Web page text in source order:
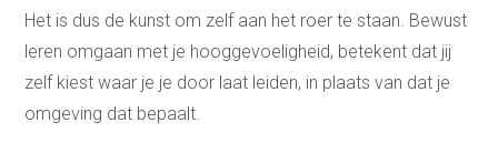
Het is dus de kunst om zelf aan het roer te staan. Bewust
leren omgaan met je hooggevoeligheid, betekent dat jij
zelf kiest waar je je door laat leiden, in plaats van dat je
omgeving dat bepaalt.